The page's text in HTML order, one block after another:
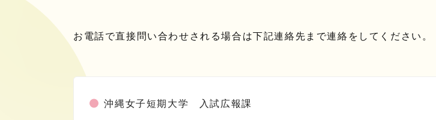
お電話で直接問い合わせされる場合は下記連絡先まで連絡をしてください。
沖縄女子短期大学 入試広報課